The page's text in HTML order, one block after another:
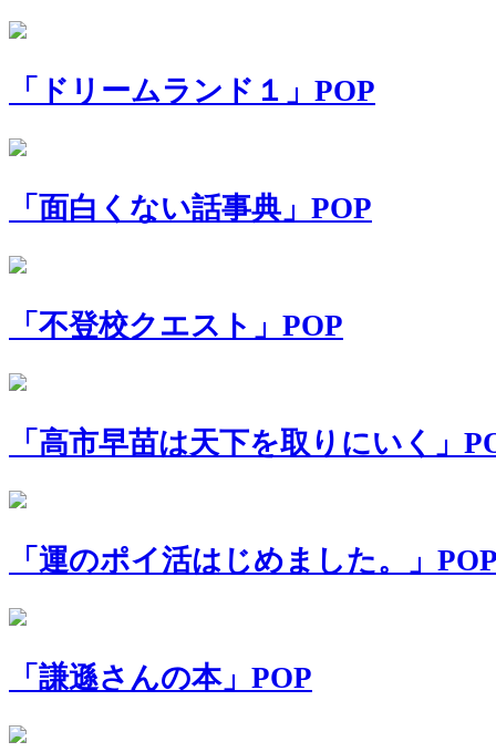
「ドリームランド１」POP
「面白くない話事典」POP
「不登校クエスト」POP
「高市早苗は天下を取りにいく」
「運のポイ活はじめました。」
「謙遜さんの本」POP